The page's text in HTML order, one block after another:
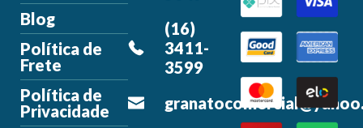
Blog
Política de
Frete
Política de
Privacidade
(16)
3411-
3599